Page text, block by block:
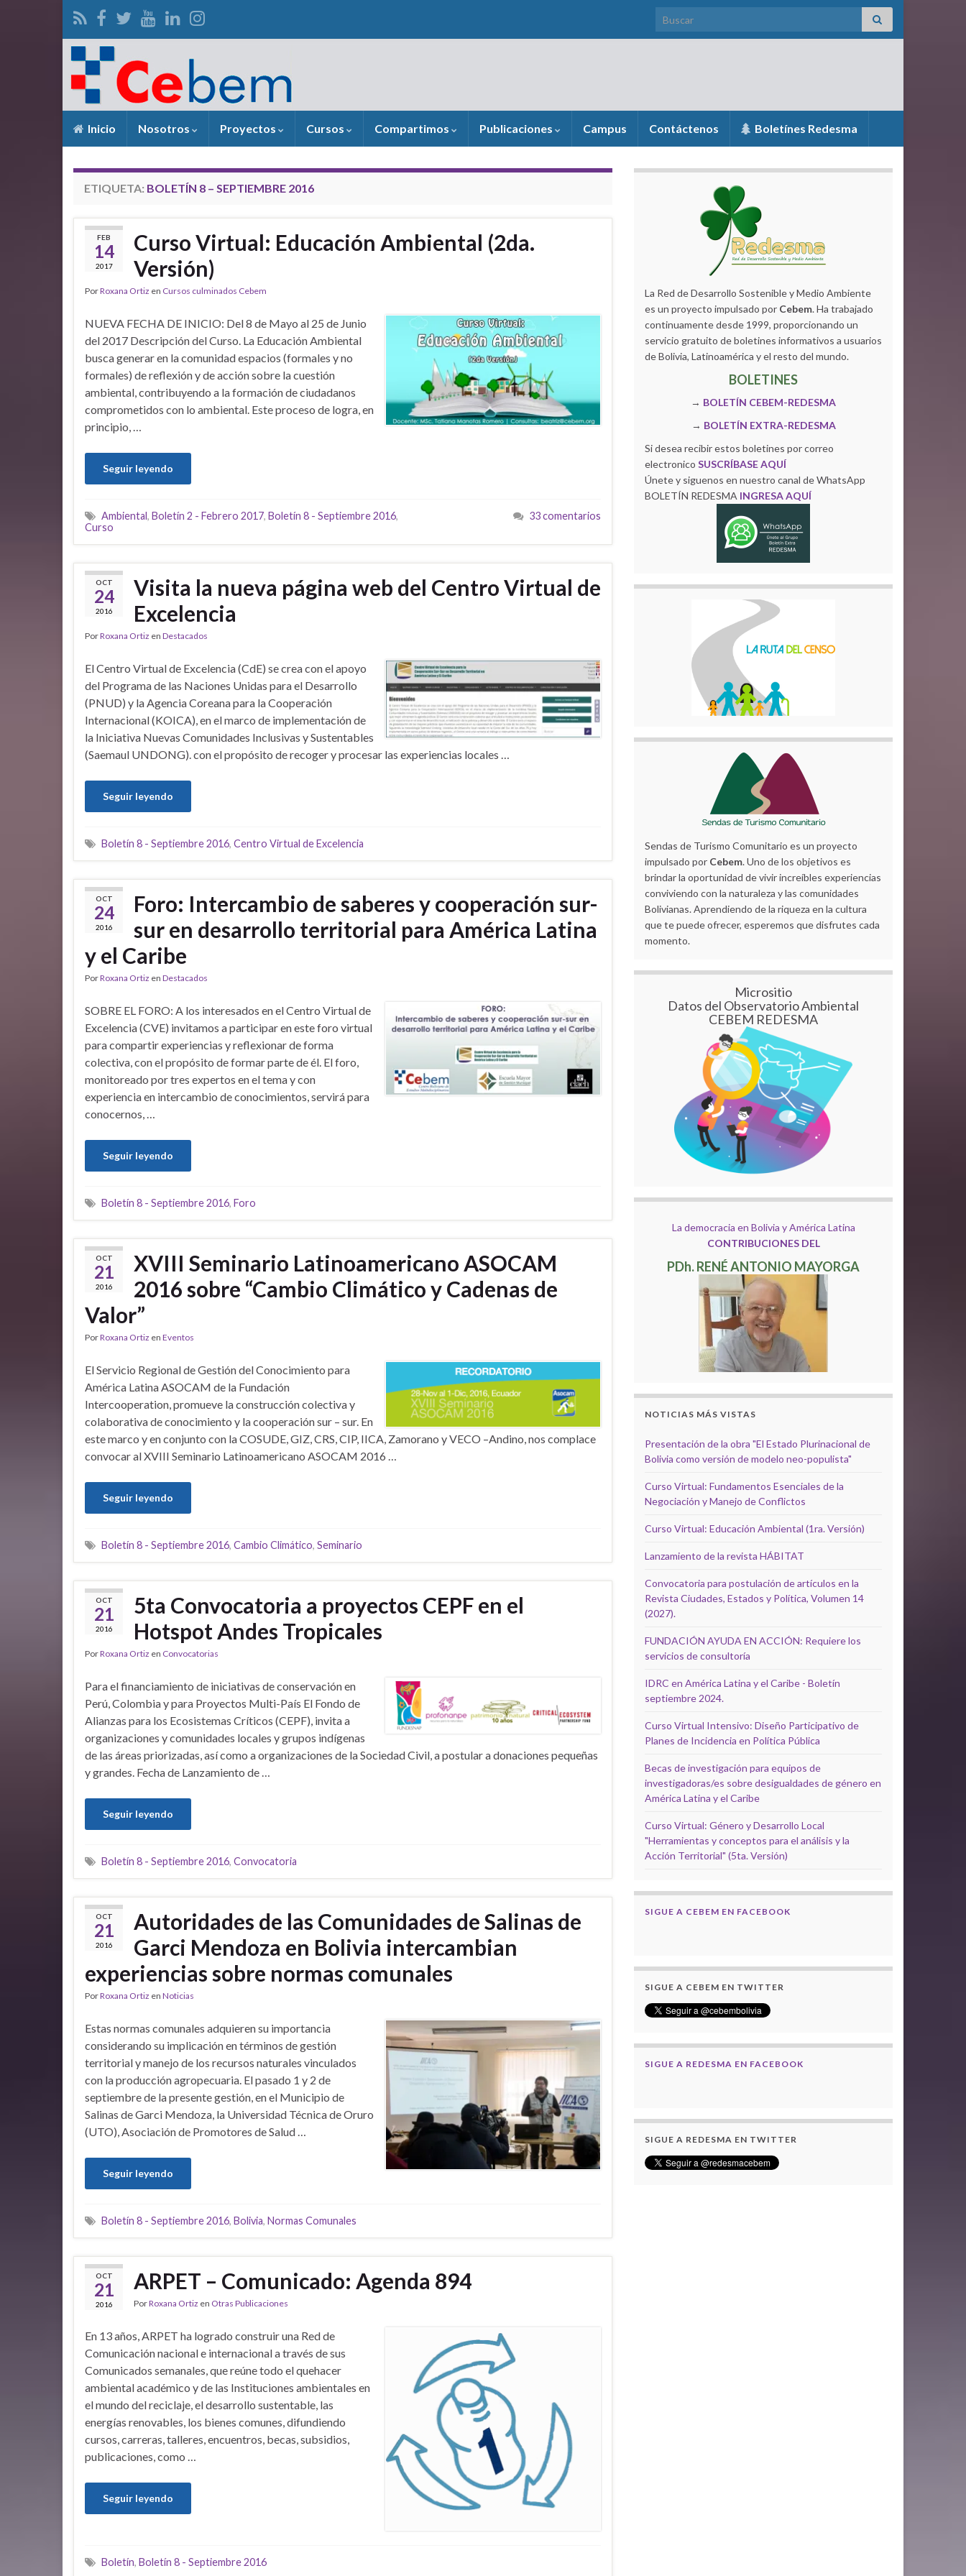
Search for:
Inicio Nosotros Proyectos Cursos Compartimos Publicaciones Campus Contáctenos Boletínes Redesma
ETIQUETA: BOLETÍN 8 – SEPTIEMBRE 2016
FEB
14
2017
Curso Virtual: Educación Ambiental (2da.
Versión)
PorRoxana Ortiz en Cursos culminados Cebem
NUEVA FECHA DE INICIO: Del 8 de Mayo al 25 de Junio
del 2017 Descripción del Curso. La Educación Ambiental
busca generar en la comunidad espacios (formales y no
formales) de reflexión y de acción sobre la cuestión
ambiental, contribuyendo a la formación de ciudadanos
comprometidos con lo ambiental. Este proceso de logra, en
principio, …
Seguir leyendo
Ambiental, Boletín 2 - Febrero 2017, Boletín 8 - Septiembre 2016,
Curso
33 comentarios
OCT
24
2016
Visita la nueva página web del Centro Virtual de
Excelencia
PorRoxana Ortiz en Destacados
El Centro Virtual de Excelencia (CdE) se crea con el apoyo
del Programa de las Naciones Unidas para el Desarrollo
(PNUD) y la Agencia Coreana para la Cooperación
Internacional (KOICA), en el marco de implementación de
la Iniciativa Nuevas Comunidades Inclusivas y Sustentables
(Saemaul UNDONG). con el propósito de recoger y procesar las experiencias locales …
Seguir leyendo
Boletín 8 - Septiembre 2016, Centro Virtual de Excelencia
OCT
24
2016
Foro: Intercambio de saberes y cooperación sur-
sur en desarrollo territorial para América Latina
y el Caribe
PorRoxana Ortiz en Destacados
SOBRE EL FORO: A los interesados en el Centro Virtual de
Excelencia (CVE) invitamos a participar en este foro virtual
para compartir experiencias y reflexionar de forma
colectiva, con el propósito de formar parte de él. El foro,
monitoreado por tres expertos en el tema y con
experiencia en intercambio de conocimientos, servirá para
conocernos, …
Seguir leyendo
Boletín 8 - Septiembre 2016, Foro
OCT
21
2016
XVIII Seminario Latinoamericano ASOCAM
2016 sobre “Cambio Climático y Cadenas de
Valor”
PorRoxana Ortiz en Eventos
El Servicio Regional de Gestión del Conocimiento para
América Latina ASOCAM de la Fundación
Intercooperation, promueve la construcción colectiva y
colaborativa de conocimiento y la cooperación sur – sur. En
este marco y en conjunto con la COSUDE, GIZ, CRS, CIP, IICA, Zamorano y VECO –Andino, nos complace
convocar al XVIII Seminario Latinoamericano ASOCAM 2016 …
Seguir leyendo
Boletín 8 - Septiembre 2016, Cambio Climático, Seminario
OCT
21
2016
5ta Convocatoria a proyectos CEPF en el
Hotspot Andes Tropicales
PorRoxana Ortiz en Convocatorias
Para el financiamiento de iniciativas de conservación en
Perú, Colombia y para Proyectos Multi-País El Fondo de
Alianzas para los Ecosistemas Críticos (CEPF), invita a
organizaciones y comunidades locales y grupos indígenas
de las áreas priorizadas, así como a organizaciones de la Sociedad Civil, a postular a donaciones pequeñas
y grandes. Fecha de Lanzamiento de …
Seguir leyendo
Boletín 8 - Septiembre 2016, Convocatoria
OCT
21
2016
Autoridades de las Comunidades de Salinas de
Garci Mendoza en Bolivia intercambian
experiencias sobre normas comunales
PorRoxana Ortiz en Noticias
Estas normas comunales adquieren su importancia
considerando su implicación en términos de gestión
territorial y manejo de los recursos naturales vinculados
con la producción agropecuaria. El pasado 1 y 2 de
septiembre de la presente gestión, en el Municipio de
Salinas de Garci Mendoza, la Universidad Técnica de Oruro
(UTO), Asociación de Promotores de Salud …
Seguir leyendo
Boletín 8 - Septiembre 2016, Bolivia, Normas Comunales
OCT
21
2016
ARPET – Comunicado: Agenda 894
PorRoxana Ortiz en Otras Publicaciones
En 13 años, ARPET ha logrado construir una Red de
Comunicación nacional e internacional a través de sus
Comunicados semanales, que reúne todo el quehacer
ambiental académico y de las Instituciones ambientales en
el mundo del reciclaje, el desarrollo sustentable, las
energías renovables, los bienes comunes, difundiendo
cursos, carreras, talleres, encuentros, becas, subsidios,
publicaciones, como …
Seguir leyendo
Boletín, Boletín 8 - Septiembre 2016
La Red de Desarrollo Sostenible y Medio Ambiente
es un proyecto impulsado por Cebem. Ha trabajado
continuamente desde 1999, proporcionando un
servicio gratuito de boletines informativos a usuarios
de Bolivia, Latinoamérica y el resto del mundo.
BOLETINES
→ BOLETÍN CEBEM-REDESMA
→ BOLETÍN EXTRA-REDESMA
Si desea recibir estos boletines por correo
electronico SUSCRÍBASE AQUÍ
Únete y siguenos en nuestro canal de WhatsApp
BOLETÍN REDESMA INGRESA AQUÍ
Sendas de Turismo Comunitario es un proyecto
impulsado por Cebem. Uno de los objetivos es
brindar la oportunidad de vivir increíbles experiencias
conviviendo con la naturaleza y las comunidades
Bolivianas. Aprendiendo de la riqueza en la cultura
que te puede ofrecer, esperemos que disfrutes cada
momento.
Micrositio
Datos del Observatorio Ambiental
CEBEM REDESMA
La democracia en Bolivia y América Latina
CONTRIBUCIONES DEL
PDh. RENÉ ANTONIO MAYORGA
NOTICIAS MÁS VISTAS
Presentación de la obra "El Estado Plurinacional de
Bolivia como versión de modelo neo-populista"
Curso Virtual: Fundamentos Esenciales de la
Negociación y Manejo de Conflictos
Curso Virtual: Educación Ambiental (1ra. Versión)
Lanzamiento de la revista HÁBITAT
Convocatoria para postulación de artículos en la
Revista Ciudades, Estados y Política, Volumen 14
(2027).
FUNDACIÓN AYUDA EN ACCIÓN: Requiere los
servicios de consultoría
IDRC en América Latina y el Caribe - Boletín
septiembre 2024.
Curso Virtual Intensivo: Diseño Participativo de
Planes de Incidencia en Política Pública
Becas de investigación para equipos de
investigadoras/es sobre desigualdades de género en
América Latina y el Caribe
Curso Virtual: Género y Desarrollo Local
"Herramientas y conceptos para el análisis y la
Acción Territorial" (5ta. Versión)
SIGUE A CEBEM EN FACEBOOK
SIGUE A CEBEM EN TWITTER
SIGUE A REDESMA EN FACEBOOK
SIGUE A REDESMA EN TWITTER